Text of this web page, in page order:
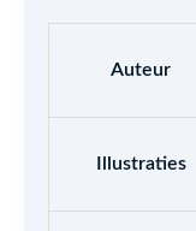
Auteur
Illustraties